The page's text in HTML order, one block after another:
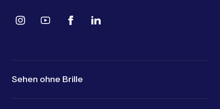
Sehen ohne Brille